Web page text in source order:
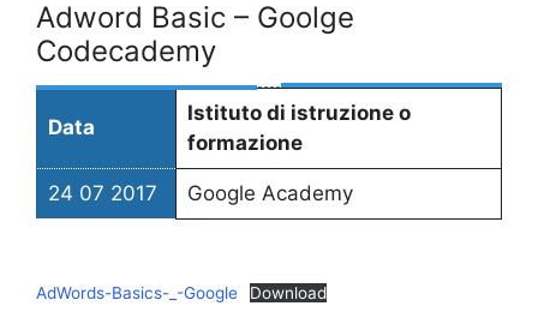
Adword Basic – Goolge
Codecademy
Data
Istituto di istruzione o
formazione
24 07 2017 Google Academy
AdWords-Basics-_-Google Download